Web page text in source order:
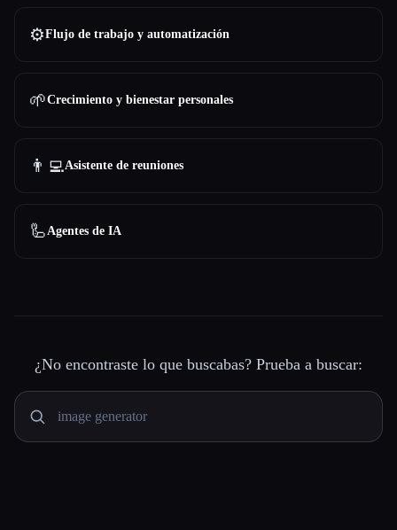
⚙️Flujo de trabajo y automatización
🌱Crecimiento y bienestar personales
👨‍💻Asistente de reuniones
🦾Agentes de IA
¿No encontraste lo que buscabas? Prueba a buscar: